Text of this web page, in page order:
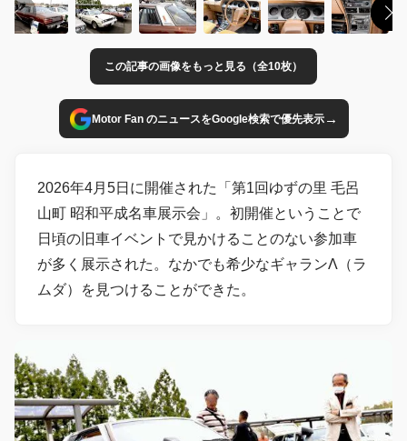
この記事の画像をもっと見る（全10枚）
Motor Fan のニュースをGoogle検索で優先表示→
2026年4月5日に開催された「第1回ゆずの里 毛呂
山町 昭和平成名車展示会」。初開催ということで
日頃の旧車イベントで見かけることのない参加車
が多く展示された。なかでも希少なギャランΛ（ラ
ムダ）を見つけることができた。